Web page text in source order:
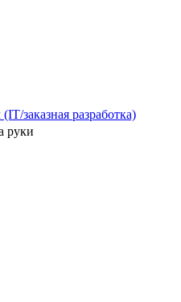
заказная разработка)
руки